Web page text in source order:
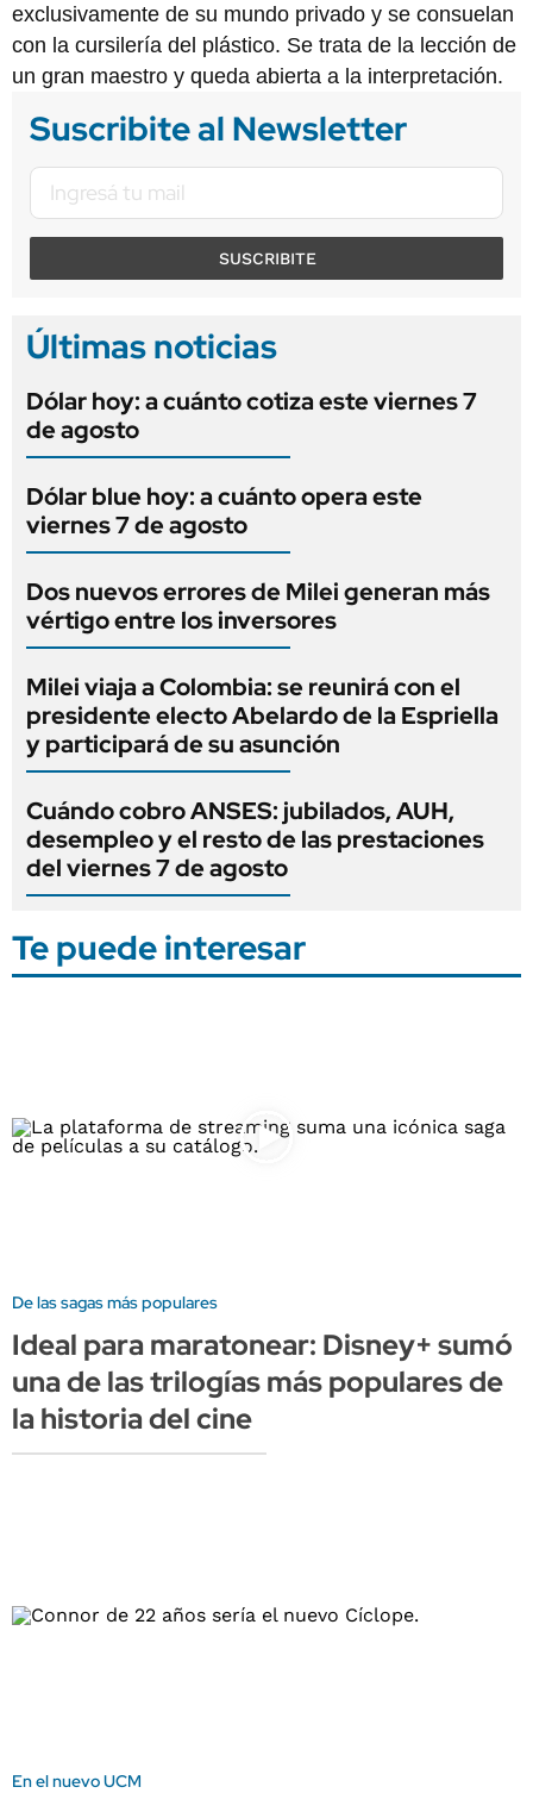
exclusivamente de su mundo privado y se consuelan
con la cursilería del plástico. Se trata de la lección de
un gran maestro y queda abierta a la interpretación.
Suscribite al Newsletter
SUSCRIBITE
Últimas noticias
Dólar hoy: a cuánto cotiza este viernes 7
de agosto
Dólar blue hoy: a cuánto opera este
viernes 7 de agosto
Dos nuevos errores de Milei generan más
vértigo entre los inversores
Milei viaja a Colombia: se reunirá con el
presidente electo Abelardo de la Espriella
y participará de su asunción
Cuándo cobro ANSES: jubilados, AUH,
desempleo y el resto de las prestaciones
del viernes 7 de agosto
Te puede interesar
De las sagas más populares
Ideal para maratonear: Disney+ sumó
una de las trilogías más populares de
la historia del cine
En el nuevo UCM